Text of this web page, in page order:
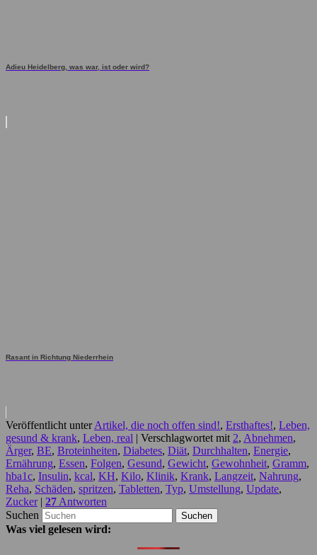
Adieu Heidelberg, was war, ist oder wird?
Rasant in Richtung Niederrhein
Veröffentlicht unter Artikel, die noch offen sind!, Ersthaftes!, Leben,
gesund & krank, Leben, real | Verschlagwortet mit 2, Abnehmen,
Ärger, BE, Broteinheiten, Diabetes, Diät, Durchhalten, Energie,
Ernährung, Essen, Folgen, Gesund, Gewicht, Gewohnheit, Gramm,
hba1c, Insulin, kcal, KH, Kilo, Klinik, Krank, Langzeit, Nahrung,
Reha, Schäden, spritzen, Tabletten, Typ, Umstellung, Update,
Zucker | 27 Antworten
Suchen
Was viel gelesen wird: